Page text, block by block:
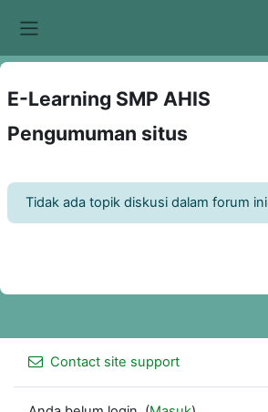
E-Learning SMP AHIS
Pengumuman situs
Tidak ada topik diskusi dalam forum ini
Contact site support